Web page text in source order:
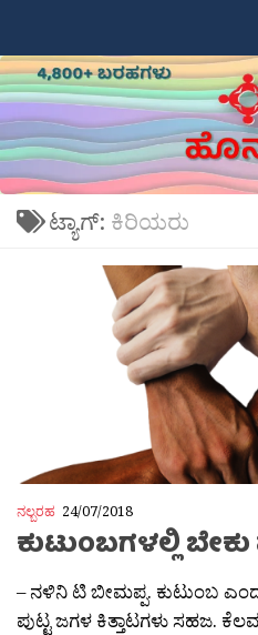
ಟ್ಯಾಗ್: ಕಿರಿಯರು
ನಲ್ಬರಹ 24/07/2018
ಕುಟುಂಬಗಳಲ್ಲಿ
– ನಳಿನಿ ಟಿ ಬೀಮಪ್ಪ. ಕುಟುಂಬ
ಪುಟ್ಟ ಜಗಳ ಕಿತ್ತಾಟಗಳು ಸಹಜ.